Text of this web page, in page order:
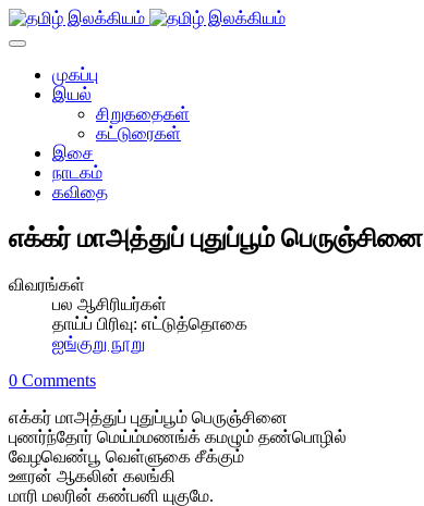
முகப்பு
இயல்
சிறுகதைகள்
கட்டுரைகள்
இசை
நாடகம்
கவிதை
எக்கர் மாஅத்துப் புதுப்பூம் பெருஞ்சினை
விவரங்கள்
பல ஆசிரியர்கள்
தாய்ப் பிரிவு: எட்டுத்தொகை
ஐங்குறு நூறு
0 Comments
எக்கர் மாஅத்துப் புதுப்பூம் பெருஞ்சினை
புணர்ந்தோர் மெய்ம்மணங்க் கமழும் தண்பொழில்
வேழவெண்பூ வெள்ளுகை சீக்கும்
ஊரன் ஆகலின் கலங்கி
மாரி மலரின் கண்பனி யுகுமே.